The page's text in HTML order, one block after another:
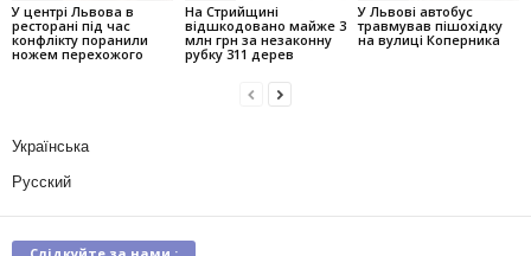
У центрі Львова в
ресторані під час
конфлікту поранили
ножем перехожого
На Стрийщині
відшкодовано майже 3
млн грн за незаконну
рубку 311 дерев
У Львові автобус
травмував пішохідку
на вулиці Коперника
Українська
Русский